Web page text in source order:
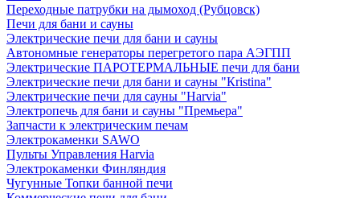
Переходные патрубки на дымоход (Рубцовск)
Печи для бани и сауны
Электрические печи для бани и сауны
Автономные генераторы перегретого пара АЭГПП
Электрические ПАРОТЕРМАЛЬНЫЕ печи для бани
Электрические печи для бани и сауны "Кristina"
Электрические печи для сауны "Harvia"
Электропечь для бани и сауны "Премьера"
Запчасти к электрическим печам
Электрокаменки SAWO
Пульты Управления Harvia
Электрокаменки Финляндия
Чугунные Топки банной печи